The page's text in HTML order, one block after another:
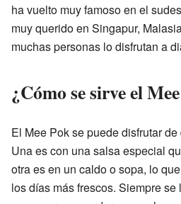
ha vuelto muy famoso en el
muy querido en Singapur,
muchas personas lo disfrutan a
¿Cómo se sirve el
El Mee Pok se puede disfrutar
Una es con una salsa especial
otra es en un caldo o sopa, lo
los días más frescos. Siempre